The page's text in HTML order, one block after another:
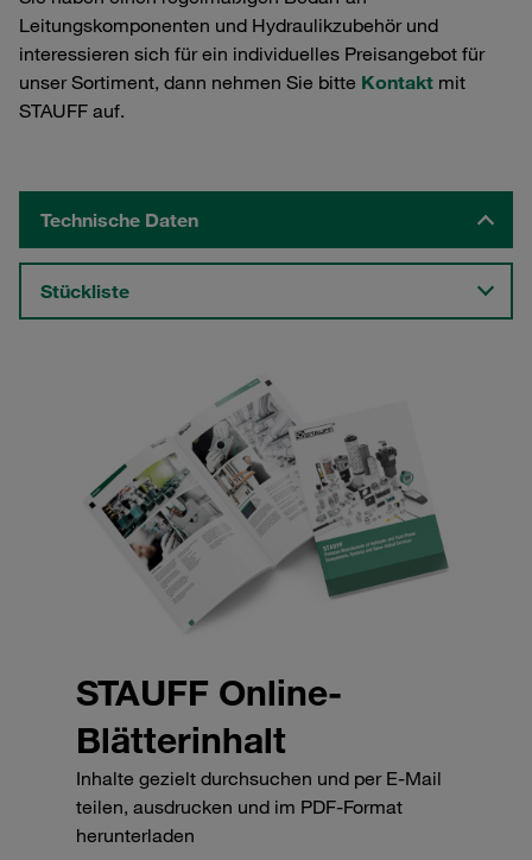
Leitungskomponenten und Hydraulikzubehör und
interessieren sich für ein individuelles Preisangebot für
unser Sortiment, dann nehmen Sie bitte Kontakt mit
STAUFF auf.
Technische Daten
Stückliste
STAUFF Online-
Blätterinhalt
Inhalte gezielt durchsuchen und per E-Mail
teilen, ausdrucken und im PDF-Format
herunterladen